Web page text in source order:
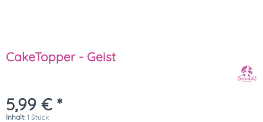
CakeTopper - Geist
5,99 € *
Inhalt: 1 Stück